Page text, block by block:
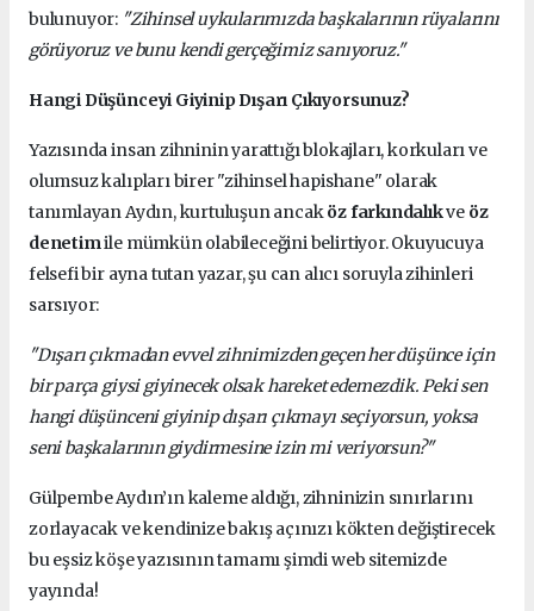
bulunuyor: "Zihinsel uykularımızda başkalarının rüyalarını
görüyoruz ve bunu kendi gerçeğimiz sanıyoruz."
Hangi Düşünceyi Giyinip Dışarı Çıkıyorsunuz?
Yazısında insan zihninin yarattığı blokajları, korkuları ve
olumsuz kalıpları birer "zihinsel hapishane" olarak
tanımlayan Aydın, kurtuluşun ancaköz farkındalıkve öz
denetimile mümkün olabileceğini belirtiyor. Okuyucuya
felsefi bir ayna tutan yazar, şu can alıcı soruyla zihinleri
sarsıyor:
"Dışarı çıkmadan evvel zihnimizden geçen her düşünce için
bir parça giysi giyinecek olsak hareket edemezdik. Peki sen
hangi düşünceni giyinip dışarı çıkmayı seçiyorsun, yoksa
seni başkalarının giydirmesine izin mi veriyorsun?"
Gülpembe Aydın’ın kaleme aldığı, zihninizin sınırlarını
zorlayacak ve kendinize bakış açınızı kökten değiştirecek
bu eşsiz köşe yazısının tamamı şimdi web sitemizde
yayında!